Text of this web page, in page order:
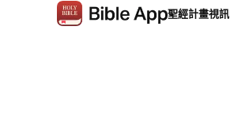
聖經計畫視訊